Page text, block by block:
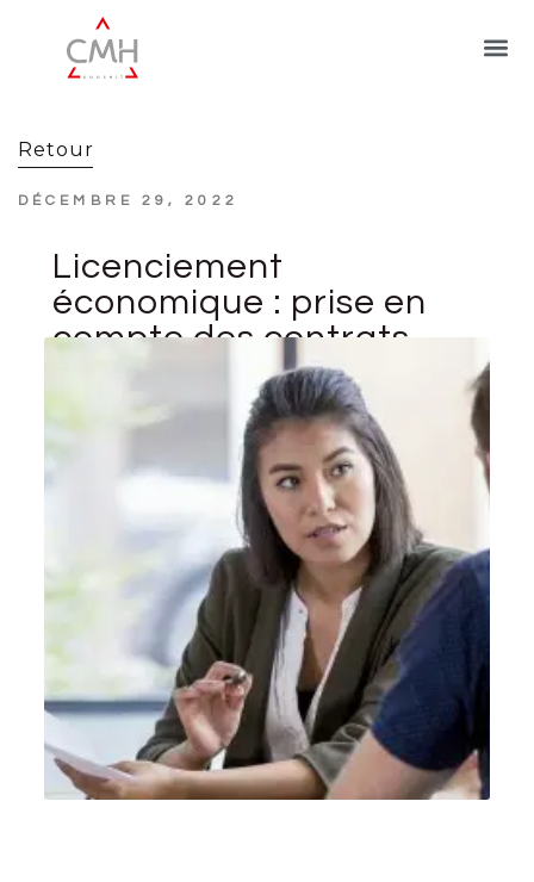
Retour
DÉCEMBRE 29, 2022
Licenciement
économique : prise en
compte des contrats
professionnelle